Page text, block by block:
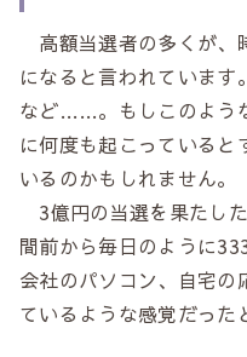
高額当選者の多くが、
になると言われていま
など……。もしこのよう
に何度も起こっていると
いるのかもしれません。
3億円の当選を果たし
間前から毎日のように
会社のパソコン、自宅の
ているような感覚だった